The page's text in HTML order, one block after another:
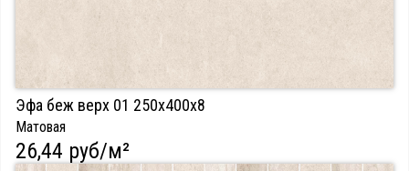
Эфа беж верх 01 250х400х8
Матовая
26,44 руб/м²